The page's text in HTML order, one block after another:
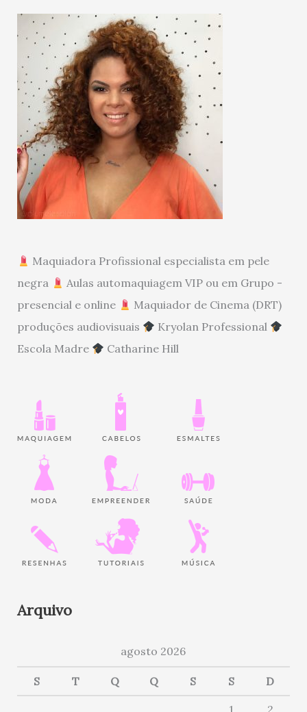
Maquiadora Profissional especialista em pele
negra
Aulas automaquiagem VIP ou em Grupo -
presencial e online
Maquiador de Cinema (DRT)
produções audiovisuais
Kryolan Professional
Escola Madre
Catharine Hill
Arquivo
agosto 2026
S T Q Q S S D
1
2